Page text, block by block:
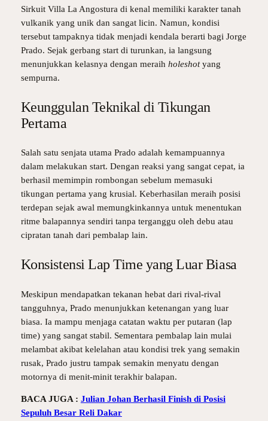
Sirkuit Villa La Angostura di kenal memiliki karakter tanah
vulkanik yang unik dan sangat licin. Namun, kondisi
tersebut tampaknya tidak menjadi kendala berarti bagi Jorge
Prado. Sejak gerbang start di turunkan, ia langsung
menunjukkan kelasnya dengan meraih holeshotyang
sempurna.
Keunggulan Teknikal di Tikungan
Pertama
Salah satu senjata utama Prado adalah kemampuannya
dalam melakukan start. Dengan reaksi yang sangat cepat, ia
berhasil memimpin rombongan sebelum memasuki
tikungan pertama yang krusial. Keberhasilan meraih posisi
terdepan sejak awal memungkinkannya untuk menentukan
ritme balapannya sendiri tanpa terganggu oleh debu atau
cipratan tanah dari pembalap lain.
Konsistensi Lap Time yang Luar Biasa
Meskipun mendapatkan tekanan hebat dari rival-rival
tangguhnya, Prado menunjukkan ketenangan yang luar
biasa. Ia mampu menjaga catatan waktu per putaran (lap
time) yang sangat stabil. Sementara pembalap lain mulai
melambat akibat kelelahan atau kondisi trek yang semakin
rusak, Prado justru tampak semakin menyatu dengan
motornya di menit-minit terakhir balapan.
BACA JUGA : Julian Johan Berhasil Finish di Posisi
Sepuluh Besar Reli Dakar